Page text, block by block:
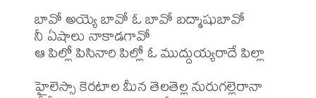
బావో అయ్యె బావో ఓ బావో బద్మాషుబావో
నీ ఏషాలు నాకాడగావో
ఆ పిల్లో పిసినారి పిల్లో ఓ ముద్దుయ్యరాదే పిల్లా
హైలెస్సా కెరటాల మీన తెలతెల్ల నురుగల్లెరానా